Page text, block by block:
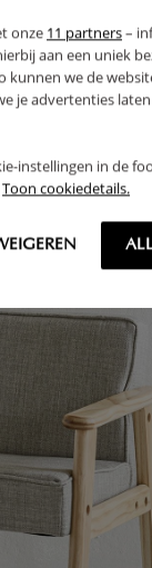
onze 11 partners–
aan een uniek
kunnen we de
je advertenties
instellingen in de
Toon cookiedetails.
ENFANT LAPIN |